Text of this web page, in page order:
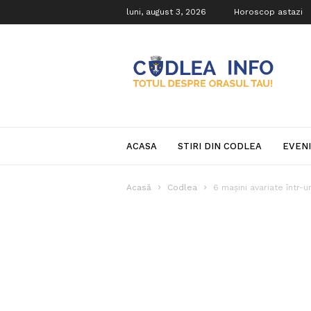
luni, august 3, 2026 Horoscop astazi
Info
ACASA STIRI DIN CODLEA
Acasă Codlea 6 mașini avariate într-